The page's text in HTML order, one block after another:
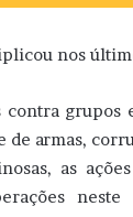
nos
grupos
armas,
as